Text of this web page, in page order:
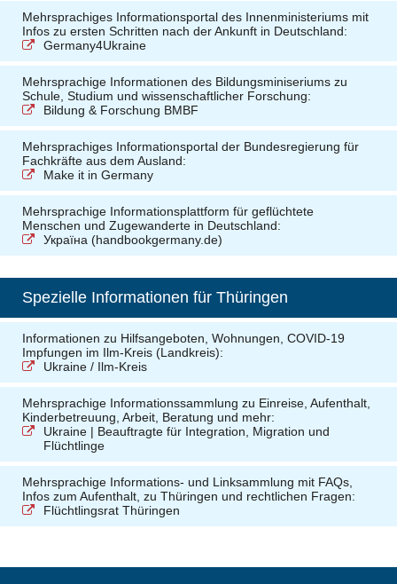
Mehrsprachiges Informationsportal des Innenministeriums mit
Infos zu ersten Schritten nach der Ankunft in Deutschland:
Germany4Ukraine
Mehrsprachige Informationen des Bildungsminiseriums zu
Schule, Studium und wissenschaftlicher Forschung:
Bildung & Forschung BMBF
Mehrsprachiges Informationsportal der Bundesregierung für
Fachkräfte aus dem Ausland:
Make it in Germany
Mehrsprachige Informationsplattform für geflüchtete
Menschen und Zugewanderte in Deutschland:
Українa (handbookgermany.de)
Spezielle Informationen für Thüringen
Informationen zu Hilfsangeboten, Wohnungen, COVID-19
Impfungen im Ilm-Kreis (Landkreis):
Ukraine / Ilm-Kreis
Mehrsprachige Informationssammlung zu Einreise, Aufenthalt,
Kinderbetreuung, Arbeit, Beratung und mehr:
Ukraine | Beauftragte für Integration, Migration und
Flüchtlinge
Mehrsprachige Informations- und Linksammlung mit FAQs,
Infos zum Aufenthalt, zu Thüringen und rechtlichen Fragen:
Flüchtlingsrat Thüringen